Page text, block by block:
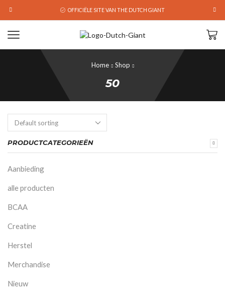
OFFICIËLE SITE VAN THE DUTCH GIANT
Home Shop
50
PRODUCTCATEGORIEËN
Aanbieding
alle producten
BCAA
Creatine
Herstel
Merchandise
Nieuw